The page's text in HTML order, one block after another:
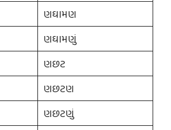
ણઘામણ
ણઘામણું
ણછટ
ણછટણ
ણછટણું